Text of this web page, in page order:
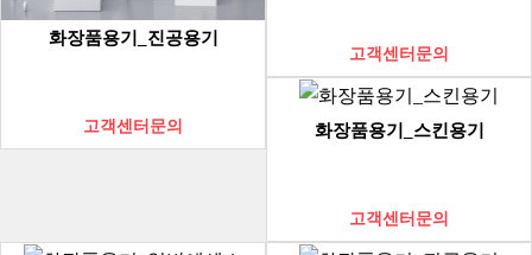
화장품용기_진공용기
고객센터문의
고객센터문의
화장품용기_스킨용기
고객센터문의